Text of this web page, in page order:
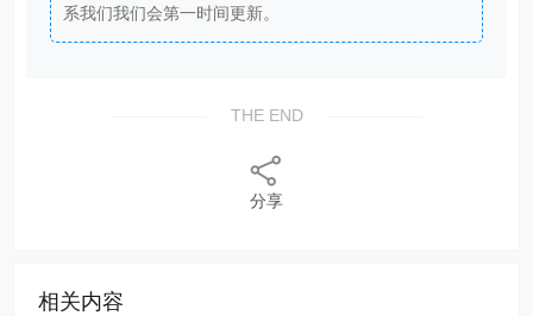
系我们我们会第一时间更新。
THE END
分享
相关内容